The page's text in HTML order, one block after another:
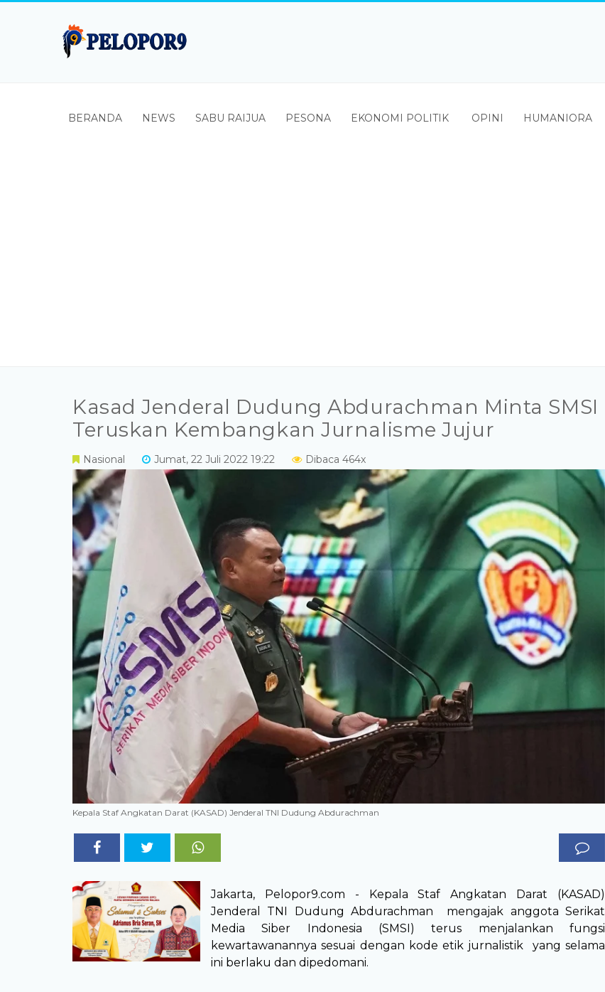
BERANDA NEWS SABU RAIJUA PESONA EKONOMI POLITIK OPINI HUMANIORA
Kasad Jenderal Dudung Abdurachman Minta SMSI
Teruskan Kembangkan Jurnalisme Jujur
Nasional Jumat, 22 Juli 2022 19:22 Dibaca 464x
Kepala Staf Angkatan Darat (KASAD) Jenderal TNI Dudung Abdurachman
Jakarta, Pelopor9.com - Kepala Staf Angkatan Darat (KASAD)
Jenderal TNI Dudung Abdurachman mengajak anggota Serikat
Media Siber Indonesia (SMSI) terus menjalankan fungsi
kewartawanannya sesuai dengan kode etik jurnalistik yang selama
ini berlaku dan dipedomani.